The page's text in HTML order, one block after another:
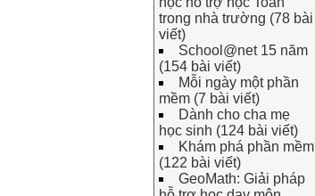
trong nhà trường (78 bài
viết)
School@net 15 năm
(154 bài viết)
Mỗi ngày một phần
mềm (7 bài viết)
Dành cho cha mẹ
học sinh (124 bài viết)
Khám phá phần mềm
(122 bài viết)
GeoMath: Giải pháp